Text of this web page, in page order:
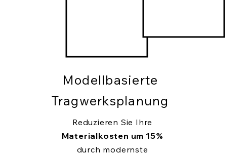
Modellbasierte
Tragwerksplanung
Reduzieren Sie Ihre
Materialkosten um 15%
durch modernste